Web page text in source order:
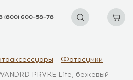
(800) 600–58–78
Фотосумки
PRVKE Lite, бежевый